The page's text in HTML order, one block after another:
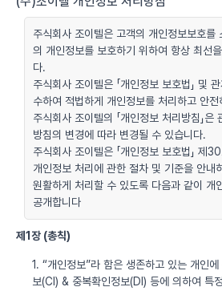
주식회사 조이텔은 고객의 개인정보보호를
의 개인정보를 보호하기 위하여 항상 최선
다.
주식회사 조이텔은 「개인정보 보호법」 및
수하여 적법하게 개인정보를 처리하고 안
주식회사 조이텔의 「개인정보 처리방침」
방침의 변경에 따라 변경될 수 있습니다.
주식회사 조이텔은 「개인정보 보호법」 제
개인정보 처리에 관한 절차 및 기준을 안내
원활하게 처리할 수 있도록 다음과 같이 개
공개합니다
제1장 (총칙)
1. “개인정보”라 함은 생존하고 있는 개인
보(CI) & 중복확인정보(DI) 등에 의하여 특